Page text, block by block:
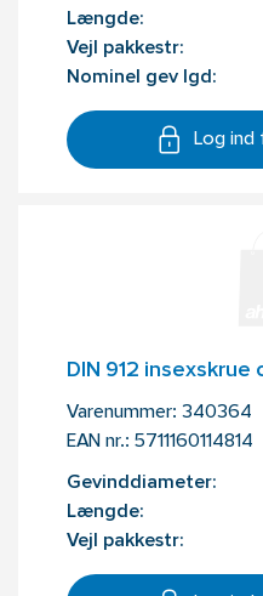
Længde:
Vejl pakkestr:
Nominel gev lgd:
Log ind
DIN 912 insexskrue
Varenummer: 340364
EAN nr.: 5711160114814
Gevinddiameter:
Længde:
Vejl pakkestr: